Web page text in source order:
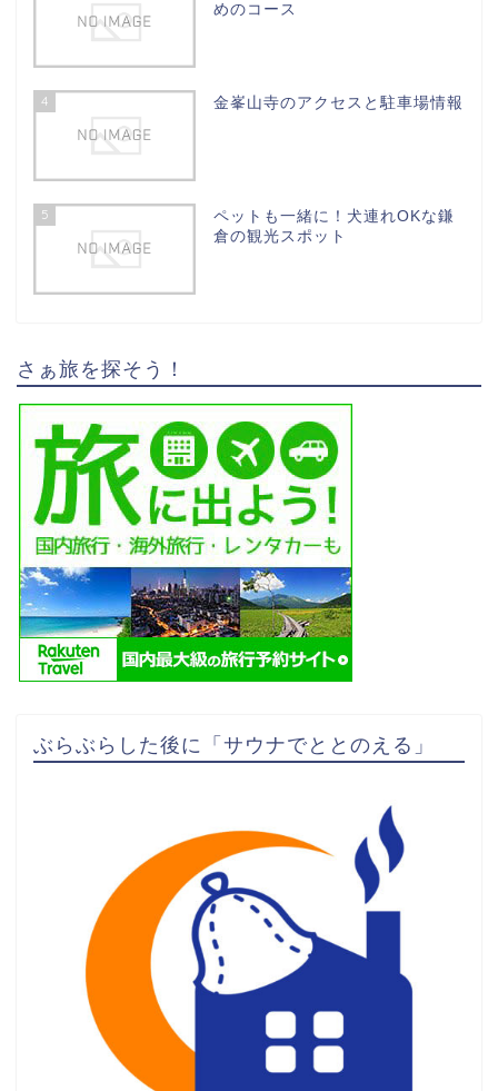
めのコース
4 金峯山寺のアクセスと駐車場情報
5
ペットも一緒に！犬連れOKな鎌
倉の観光スポット
さぁ旅を探そう！
ぶらぶらした後に「サウナでととのえる」